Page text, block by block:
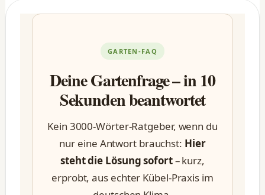
GARTEN-FAQ
Deine Gartenfrage – in 10
Sekunden beantwortet
Kein 3000-Wörter-Ratgeber, wenn du
nur eine Antwort brauchst: Hier
steht die Lösung sofort– kurz,
erprobt, aus echter Kübel-Praxis im